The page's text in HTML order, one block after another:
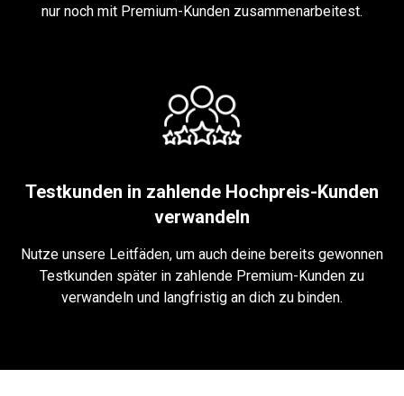
nur noch mit Premium-Kunden zusammenarbeitest.
Testkunden in zahlende Hochpreis-Kunden
verwandeln
Nutze unsere Leitfäden, um auch deine bereits gewonnen
Testkunden später in zahlende Premium-Kunden zu
verwandeln und langfristig an dich zu binden.